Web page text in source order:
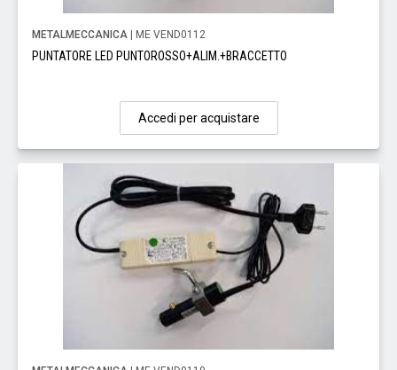
METALMECCANICA | ME VEND0112
PUNTATORE LED PUNTOROSSO+ALIM.+BRACCETTO
Accedi per acquistare